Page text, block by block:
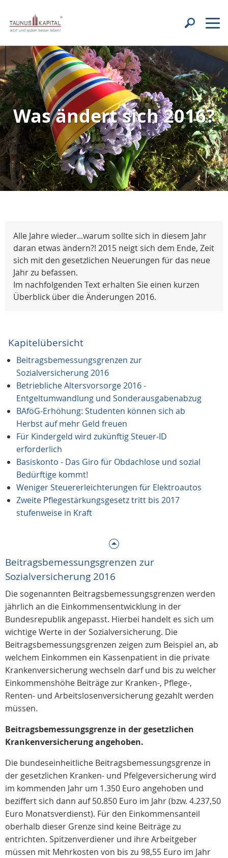
Was ändert sich 2016?
Alle Jahre wieder...warum sollte sich in diesem Jahr
daran etwas ändern?! 2015 neigt sich dem Ende, Zeit
sich mit den gesetzlichen Neuerungen für das neue
Jahr zu befassen.
Im nachfolgenden Text erhalten Sie einen kurzen
Überblick über die Änderungen 2016.
Kapitelübersicht
Beitragsbemessungsgrenzen zur
Sozialversicherung 2016
Betriebliche Altersvorsorge 2016 -
Entgeltumwandlung und Sonderausgabenabzug
BAföG-Erhöhung: Studenten können sich ab
Herbst auf mehr Geld freuen
Für Kindergeld wird zukünftig Steuer-ID
erforderlich
Basiskonto - Das Giro für Obdachlose und sozial
Bedürftige kommt!
Weniger Steuererleichterungen für Elektroautos
Zweite Pflegestärkungsgesetz tritt bis 2017
stufenweise in Kraft
Beitragsbemessungsgrenzen zur
Sozialversicherung 2016
Die sogenannten Beitragsbemessungsgrenzen werden
jährlich an die Einkommensentwicklung in der
Bundesrepublik angepasst. Hierbei handelt es sich um
wichtige Werte in der Sozialversicherung. Die
Beitragsbemessungsgrenzen zeigen zum Beispiel an, ab
welchem Einkommen ein Kassenpatient in die private
Krankenversicherung wechseln darf und bis zu welcher
Einkommenshöhe Beiträge zur Kranken-, Pflege-,
Renten- und Arbeitslosenversicherung gezahlt werden
müssen.
Beitragsbemessungsgrenze in der gesetzlichen
Krankenversicherung angehoben.
Die bundeseinheitliche Beitragsbemessungsgrenze in
der gesetzlichen Kranken- und Pfelgeversicherung wird
im kommenden Jahr um 1.350 Euro angehoben und
beziffert sich dann auf 50.850 Euro im Jahr (bzw. 4.237,50
Euro Monatsverdienst). Für den Einkommensanteil
oberhalb dieser Grenze sind keine Beiträge zu
entrichten. Spitzenverdiener und ihre Arbeitgeber
müssen mit Mehrkosten von bis zu 98,55 Euro im Jahr